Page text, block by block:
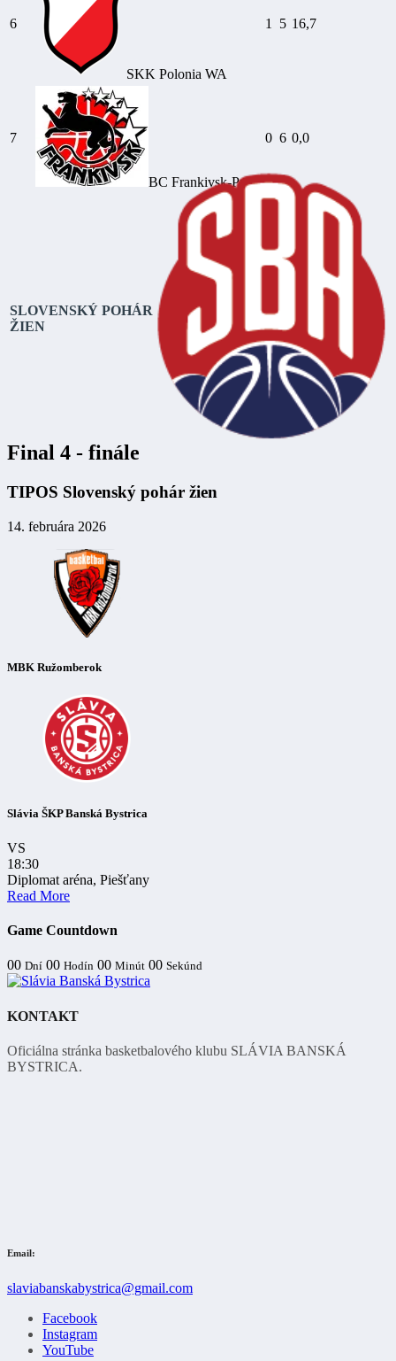
6
SKK Polonia WA
1 5 16,7
7
BC Frankivsk-Pryk.
0 6 0,0
SLOVENSKÝ POHÁR
ŽIEN
Final 4 - finále
TIPOS Slovenský pohár žien
14. februára 2026
MBK Ružomberok
Slávia ŠKP Banská Bystrica
VS
18:30
Diplomat aréna, Piešťany
Read More
Game Countdown
00 Dní 00 Hodín 00 Minút 00 Sekúnd
KONTAKT
Oficiálna stránka basketbalového klubu SLÁVIA BANSKÁ
BYSTRICA.
Email:
slaviabanskabystrica@gmail.com
Facebook
Instagram
YouTube